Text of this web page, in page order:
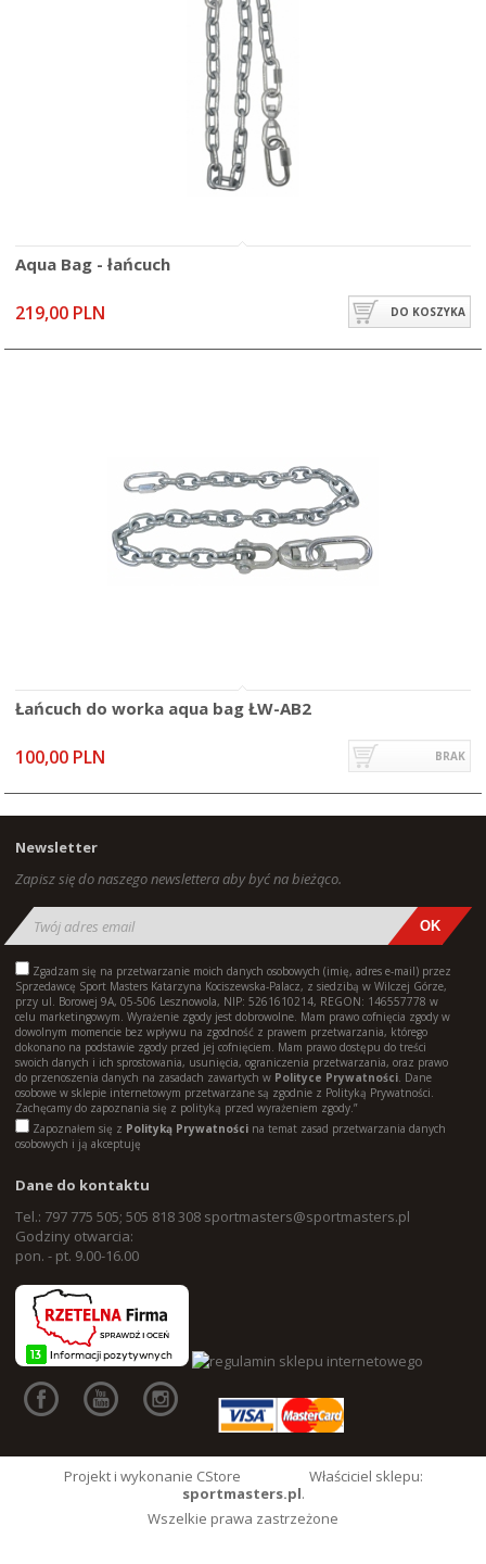
Aqua Bag - łańcuch
219,00 PLN DO KOSZYKA
Łańcuch do worka aqua bag ŁW-AB2
100,00 PLN BRAK
Newsletter
Zapisz się do naszego newslettera aby być na bieżąco.
Zgadzam się na przetwarzanie moich danych osobowych (imię, adres e-mail) przez
Sprzedawcę Sport Masters Katarzyna Kociszewska-Palacz, z siedzibą w Wilczej Górze,
przy ul. Borowej 9A, 05-506 Lesznowola, NIP: 5261610214, REGON: 146557778 w
celu marketingowym. Wyrażenie zgody jest dobrowolne. Mam prawo cofnięcia zgody w
dowolnym momencie bez wpływu na zgodność z prawem przetwarzania, którego
dokonano na podstawie zgody przed jej cofnięciem. Mam prawo dostępu do treści
swoich danych i ich sprostowania, usunięcia, ograniczenia przetwarzania, oraz prawo
do przenoszenia danych na zasadach zawartych w Polityce Prywatności. Dane
osobowe w sklepie internetowym przetwarzane są zgodnie z Polityką Prywatności.
Zachęcamy do zapoznania się z polityką przed wyrażeniem zgody.”
Zapoznałem się z Polityką Prywatności na temat zasad przetwarzania danych
osobowych i ją akceptuję
Dane do kontaktu
Tel.: 797 775 505; 505 818 308 sportmasters@sportmasters.pl
Godziny otwarcia:
pon. - pt. 9.00-16.00
Projekt i wykonanie CStore
Właściciel sklepu:
sportmasters.pl.
Wszelkie prawa zastrzeżone